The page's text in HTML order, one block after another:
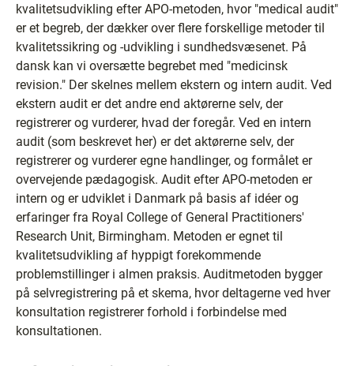
kvalitetsudvikling efter APO-metoden, hvor "medical audit"
er et begreb, der dækker over flere forskellige metoder til
kvalitetssikring og -udvikling i sundhedsvæsenet. På
dansk kan vi oversætte begrebet med "medicinsk
revision." Der skelnes mellem ekstern og intern audit. Ved
ekstern audit er det andre end aktørerne selv, der
registrerer og vurderer, hvad der foregår. Ved en intern
audit (som beskrevet her) er det aktørerne selv, der
registrerer og vurderer egne handlinger, og formålet er
overvejende pædagogisk. Audit efter APO-metoden er
intern og er udviklet i Danmark på basis af idéer og
erfaringer fra Royal College of General Practitioners'
Research Unit, Birmingham. Metoden er egnet til
kvalitetsudvikling af hyppigt forekommende
problemstillinger i almen praksis. Auditmetoden bygger
på selvregistrering på et skema, hvor deltagerne ved hver
konsultation registrerer forhold i forbindelse med
konsultationen.